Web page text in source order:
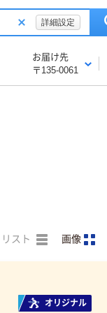
詳細設定
お届け先
〒135-0061
リスト 画像
オリジナル